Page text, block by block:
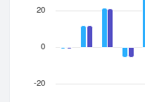
-20
0
20